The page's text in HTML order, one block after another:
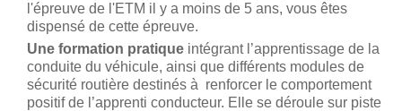
l'épreuve de l'ETM il y a moins de 5 ans, vous êtes
dispensé de cette épreuve.
Une formation pratique intégrant l’apprentissage de la
conduite du véhicule, ainsi que différents modules de
sécurité routière destinés à renforcer le comportement
positif de l’apprenti conducteur. Elle se déroule sur piste